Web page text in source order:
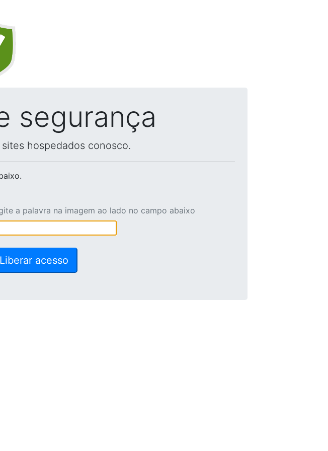
segurança
hospedados conosco.
a palavra na imagem ao lado no campo abaixo